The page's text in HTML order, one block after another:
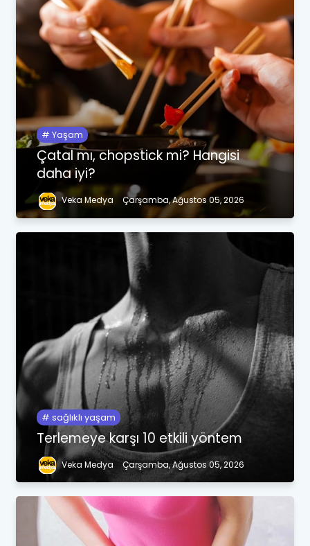
Yaşam
Çatal mı, chopstick mi? Hangisi
daha iyi?
Veka Medya Çarşamba, Ağustos 05, 2026
sağlıklı yaşam
Terlemeye karşı 10 etkili yöntem
Veka Medya Çarşamba, Ağustos 05, 2026